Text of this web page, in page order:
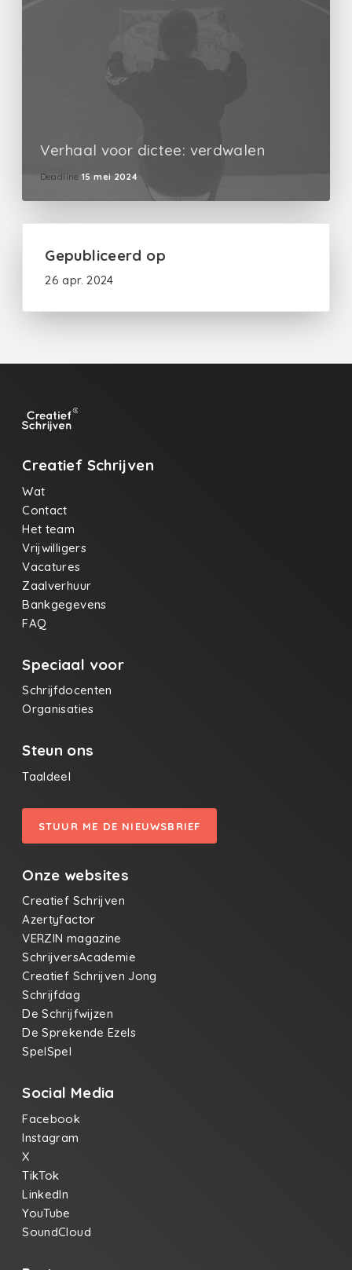
Verhaal voor dictee: verdwalen
Deadline 15 mei 2024
Gepubliceerd op
26 apr. 2024
Creatief Schrijven
Wat
Contact
Het team
Vrijwilligers
Vacatures
Zaalverhuur
Bankgegevens
FAQ
Speciaal voor
Schrijfdocenten
Organisaties
Steun ons
Taaldeel
STUUR ME DE NIEUWSBRIEF
Onze websites
Creatief Schrijven
Azertyfactor
VERZIN magazine
SchrijversAcademie
Creatief Schrijven Jong
Schrijfdag
De Schrijfwijzen
De Sprekende Ezels
SpelSpel
Social Media
Facebook
Instagram
X
TikTok
LinkedIn
YouTube
SoundCloud